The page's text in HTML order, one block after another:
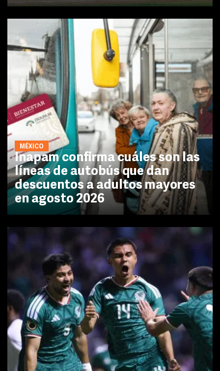
MÉXICO
Inapam confirma cuáles son las
líneas de autobús que dan
descuentos a adultos mayores
en agosto 2026